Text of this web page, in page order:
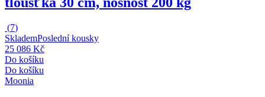
(7)
SklademPoslední kousky
25 086 Kč
Do košíku
Do košíku
Moonia